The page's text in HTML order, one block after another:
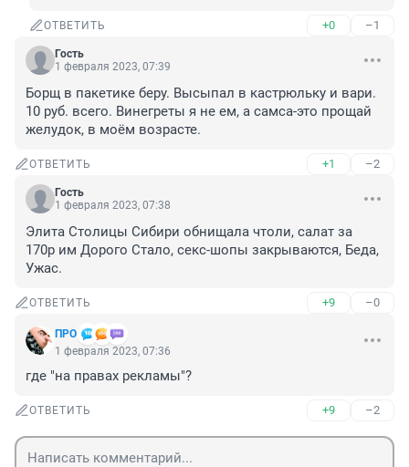
ОТВЕТИТЬ +0 –1
Гость
1 февраля 2023, 07:39
Борщ в пакетике беру. Высыпал в кастрюльку и вари.
10 руб. всего. Винегреты я не ем, а самса-это прощай
желудок, в моём возрасте.
ОТВЕТИТЬ +1 –2
Гость
1 февраля 2023, 07:38
Элита Столицы Сибири обнищала чтоли, салат за
170р им Дорого Стало, секс-шопы закрываются, Беда,
Ужас.
ОТВЕТИТЬ +9 –0
ПРО
1 февраля 2023, 07:36
где "на правах рекламы"?
ОТВЕТИТЬ +9 –2